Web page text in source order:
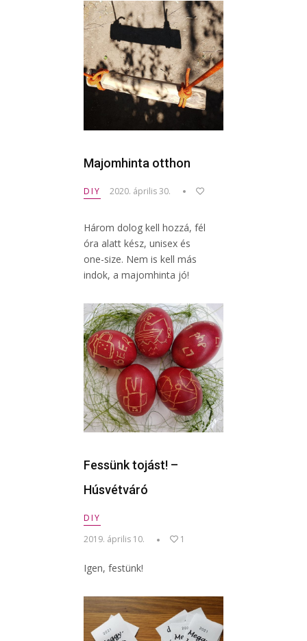
Majomhinta otthon
DIY 2020. április 30.
Három dolog kell hozzá, fél
óra alatt kész, unisex és
one-size. Nem is kell más
indok, a majomhinta jó!
Fessünk tojást! –
Húsvétváró
DIY
2019. április 10.
1
Igen, festünk!